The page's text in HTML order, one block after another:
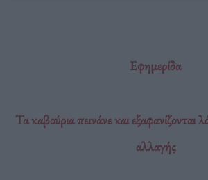
Εφημερίδα
Τα καβούρια πεινάνε και εξαφανίζονται
αλλαγής